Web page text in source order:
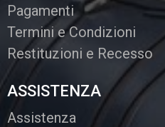
Pagamenti
Termini e Condizioni
Restituzioni e Recesso
ASSISTENZA
Assistenza